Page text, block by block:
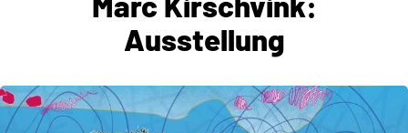
Ausstellung